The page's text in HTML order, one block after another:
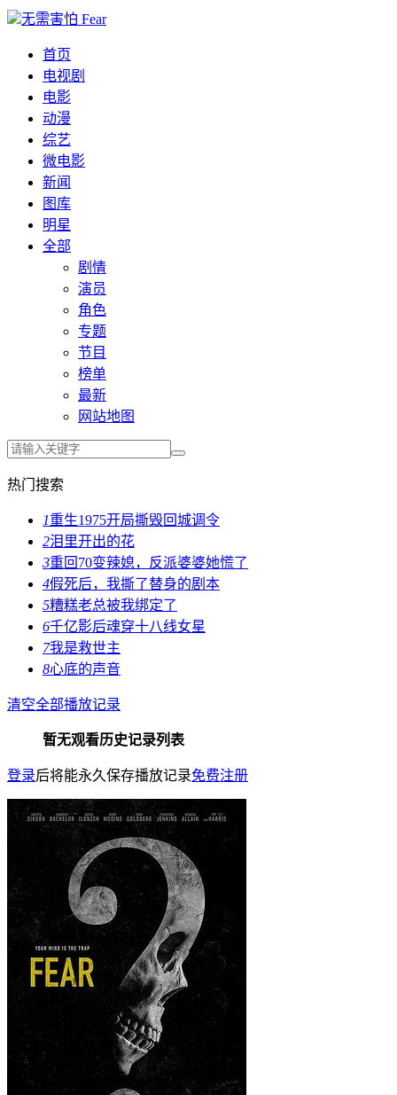
无需害怕 Fear
首页
电视剧
电影
动漫
综艺
微电影
新闻
图库
明星
全部
剧情
演员
角色
专题
节目
榜单
最新
网站地图
热门搜索
1重生1975开局撕毁回城调令
2泪里开出的花
3重回70变辣媳，反派婆婆她慌了
4假死后，我撕了替身的剧本
5糟糕老总被我绑定了
6千亿影后魂穿十八线女星
7我是救世主
8心底的声音
清空全部播放记录
暂无观看历史记录列表
登录后将能永久保存播放记录免费注册